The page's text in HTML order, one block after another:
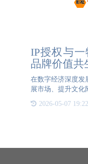
IP授权与
品牌价值共
在数字经济深度发
展市场、提升文化
IP授权模式升级的
2026-05-07 19:22